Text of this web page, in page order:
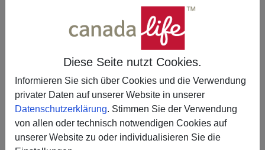
Diese Seite nutzt Cookies.
Informieren Sie sich über Cookies und die Verwendung
privater Daten auf unserer Website in unserer
Datenschutzerklärung. Stimmen Sie der Verwendung
von allen oder technisch notwendigen Cookies auf
unserer Website zu oder individualisieren Sie die
Erzählen Sie es Ihren Freunden
𝕏